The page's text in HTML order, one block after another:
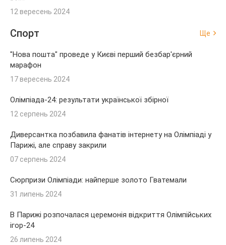
12 вересень 2024
Спорт Ще
"Нова пошта" проведе у Києві перший безбар'єрний
марафон
17 вересень 2024
Олімпіада-24: результати української збірної
12 серпень 2024
Диверсантка позбавила фанатів інтернету на Олімпіаді у
Парижі, але справу закрили
07 серпень 2024
Сюрпризи Олімпіади: найперше золото Гватемали
31 липень 2024
В Парижі розпочалася церемонія відкриття Олімпійських
ігор-24
26 липень 2024